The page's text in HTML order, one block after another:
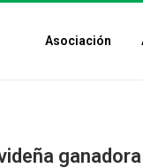
Asociación